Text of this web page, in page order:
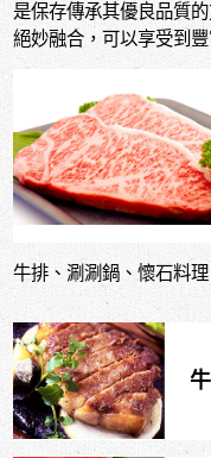
是保存傳承其優良品質
絕妙融合，可以享受到
牛排、涮涮鍋、懷石料